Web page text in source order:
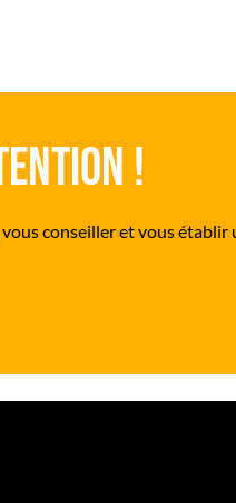
!
conseiller et vous établir